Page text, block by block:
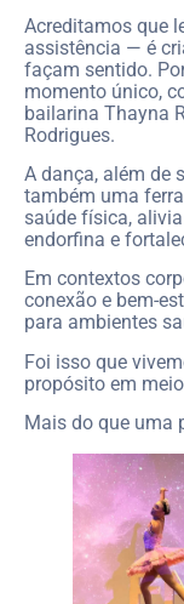
Acreditamos que
assistência — é
façam sentido.
momento único,
bailarina Thayna
Rodrigues.
A dança, além de
também uma
saúde física,
endorfina e
Em contextos
conexão e bem-
para ambientes
Foi isso que
propósito em
Mais do que uma